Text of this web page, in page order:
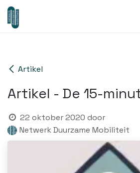
Overslaan naar inhoud
Artikel
Artikel - De 15-
22 oktober 2020 door
Netwerk Duurzame Mobiliteit